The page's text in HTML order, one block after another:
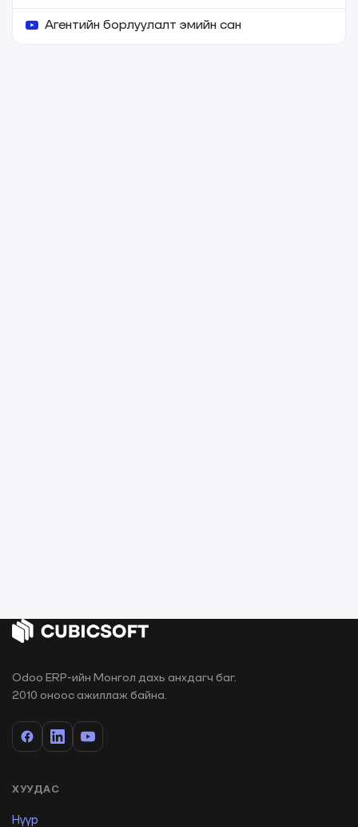
Агентийн борлуулалт эмийн сан
Odoo ERP-ийн Монгол дахь анхдагч баг.
2010 оноос ажиллаж байна.
ХУУДАС
Нүүр